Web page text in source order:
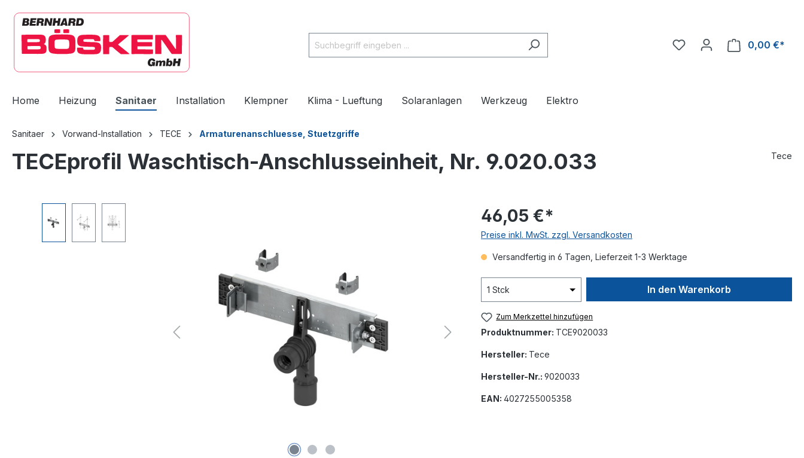
Zur Hauptnavigation springen
0,00 €*
Home Heizung Sanitaer Installation Klempner Klima - Lueftung Solaranlagen Werkzeug Elektro
Sanitaer Vorwand-Installation TECE Armaturenanschluesse, Stuetzgriffe
TECEprofil Waschtisch-Anschlusseinheit, Nr. 9.020.033 Tece
46,05 €*
Preise inkl. MwSt. zzgl. Versandkosten
Versandfertig in 6 Tagen, Lieferzeit 1-3 Werktage
In den Warenkorb
Zum Merkzettel hinzufügen
Produktnummer: TCE9020033
Hersteller: Tece
Hersteller-Nr.: 9020033
EAN: 4027255005358